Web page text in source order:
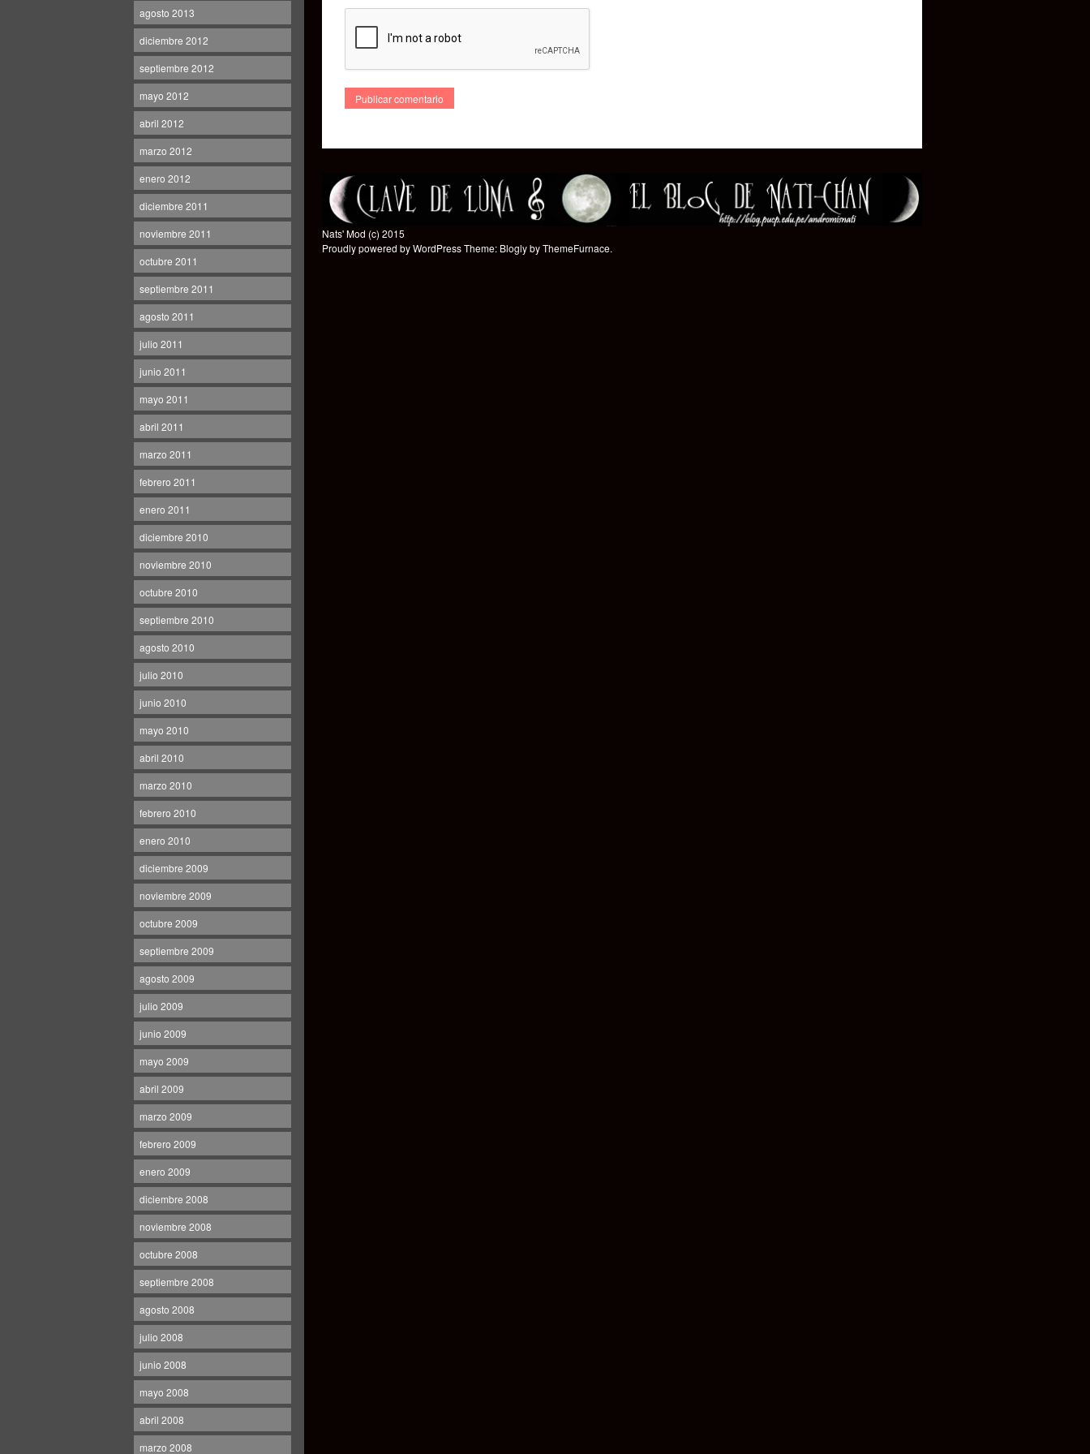
agosto 2013
diciembre 2012
septiembre 2012
mayo 2012
abril 2012
marzo 2012
enero 2012
diciembre 2011
noviembre 2011
octubre 2011
septiembre 2011
agosto 2011
julio 2011
junio 2011
mayo 2011
abril 2011
marzo 2011
febrero 2011
enero 2011
diciembre 2010
noviembre 2010
octubre 2010
septiembre 2010
agosto 2010
julio 2010
junio 2010
mayo 2010
abril 2010
marzo 2010
febrero 2010
enero 2010
diciembre 2009
noviembre 2009
octubre 2009
septiembre 2009
agosto 2009
julio 2009
junio 2009
mayo 2009
abril 2009
marzo 2009
febrero 2009
enero 2009
diciembre 2008
noviembre 2008
octubre 2008
septiembre 2008
agosto 2008
julio 2008
junio 2008
mayo 2008
abril 2008
marzo 2008
Nats' Mod (c) 2015
Proudly powered by WordPressTheme: Blogly byThemeFurnace.